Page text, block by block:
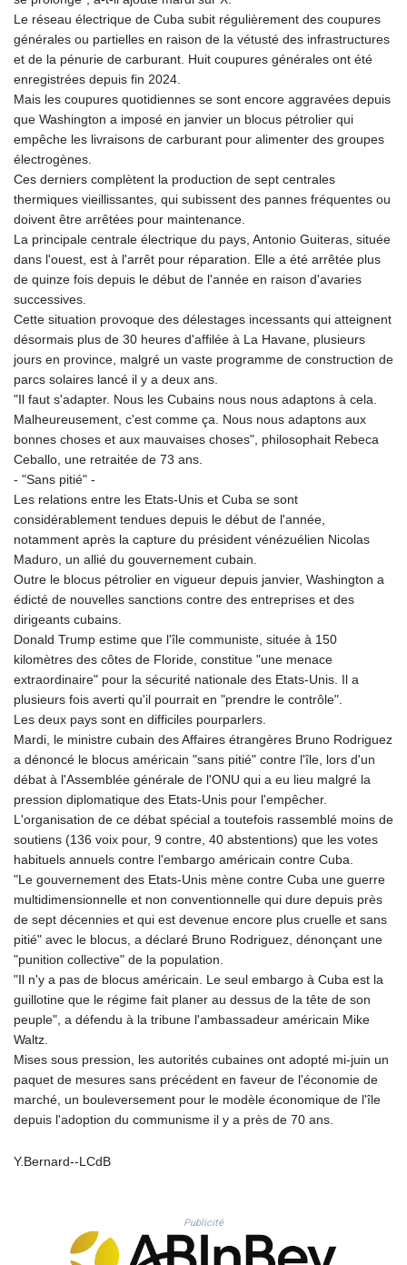
KES 149.158147
KGS 101.104505
KHR 4681.941823
KMF 492.514185
KWD 0.356853
KYD 0.960588
KZT 540.233287
LAK 26025.676609
LBP
103223.017367
LKR 386.635196
LRD 208.057415
LSL 18.726567
LVL 0.699335
LYD 7.331909
MDL 20.044751
MGA 4918.938878
MKD 61.529235
MMK 2427.363841
MNT 4157.293457
MRU 46.338424
MUR 54.419742
MVR 17.862733
MWK 1998.775164
MXN 20.094074
MYR 4.728715
MZN 73.882892
NAD 18.726567
NGN 1577.963717
NIO 42.419473
NOK 10.99759
NPR 175.501819
NZD 1.966719
OMR 0.442445
PAB 1.152686
PEN 3.903651
PGK 5.093937
PHP 70.183258
PKR 320.014324
PLN 4.299905
PYG 6853.914834
QAR 4.213648
RON 5.244583
RSD 117.338542
RUB 94.338828
RWF 1694.978938
SAR 4.329446
SCR 16.705092
SDG 694.263698
SEK 10.961095
SGD 1.467719
SLE 28.445176
SVC 10.085875
SZL 18.722767
Le réseau électrique de Cuba subit régulièrement des coupures
générales ou partielles en raison de la vétusté des infrastructures
et de la pénurie de carburant. Huit coupures générales ont été
enregistrées depuis fin 2024.
Mais les coupures quotidiennes se sont encore aggravées depuis
que Washington a imposé en janvier un blocus pétrolier qui
empêche les livraisons de carburant pour alimenter des groupes
électrogènes.
Ces derniers complètent la production de sept centrales
thermiques vieillissantes, qui subissent des pannes fréquentes ou
doivent être arrêtées pour maintenance.
La principale centrale électrique du pays, Antonio Guiteras, située
dans l'ouest, est à l'arrêt pour réparation. Elle a été arrêtée plus
de quinze fois depuis le début de l'année en raison d'avaries
successives.
Cette situation provoque des délestages incessants qui atteignent
désormais plus de 30 heures d'affilée à La Havane, plusieurs
jours en province, malgré un vaste programme de construction de
parcs solaires lancé il y a deux ans.
"Il faut s'adapter. Nous les Cubains nous nous adaptons à cela.
Malheureusement, c'est comme ça. Nous nous adaptons aux
bonnes choses et aux mauvaises choses", philosophait Rebeca
Ceballo, une retraitée de 73 ans.
- "Sans pitié" -
Les relations entre les Etats-Unis et Cuba se sont
considérablement tendues depuis le début de l'année,
notamment après la capture du président vénézuélien Nicolas
Maduro, un allié du gouvernement cubain.
Outre le blocus pétrolier en vigueur depuis janvier, Washington a
édicté de nouvelles sanctions contre des entreprises et des
dirigeants cubains.
Donald Trump estime que l'île communiste, située à 150
kilomètres des côtes de Floride, constitue "une menace
extraordinaire" pour la sécurité nationale des Etats-Unis. Il a
plusieurs fois averti qu'il pourrait en "prendre le contrôle".
Les deux pays sont en difficiles pourparlers.
Mardi, le ministre cubain des Affaires étrangères Bruno Rodriguez
a dénoncé le blocus américain "sans pitié" contre l'île, lors d'un
débat à l'Assemblée générale de l'ONU qui a eu lieu malgré la
pression diplomatique des Etats-Unis pour l'empêcher.
L'organisation de ce débat spécial a toutefois rassemblé moins de
soutiens (136 voix pour, 9 contre, 40 abstentions) que les votes
habituels annuels contre l'embargo américain contre Cuba.
"Le gouvernement des Etats-Unis mène contre Cuba une guerre
multidimensionnelle et non conventionnelle qui dure depuis près
de sept décennies et qui est devenue encore plus cruelle et sans
pitié" avec le blocus, a déclaré Bruno Rodriguez, dénonçant une
"punition collective" de la population.
"Il n'y a pas de blocus américain. Le seul embargo à Cuba est la
guillotine que le régime fait planer au dessus de la tête de son
peuple", a défendu à la tribune l'ambassadeur américain Mike
Waltz.
Mises sous pression, les autorités cubaines ont adopté mi-juin un
paquet de mesures sans précédent en faveur de l'économie de
marché, un bouleversement pour le modèle économique de l'île
depuis l'adoption du communisme il y a près de 70 ans.
Y.Bernard--LCdB
Publicité